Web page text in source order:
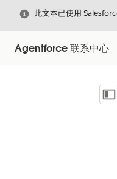
关闭
此文本已使用
Agentforce 联系中心
显